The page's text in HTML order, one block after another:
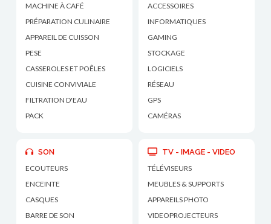
MACHINE À CAFÉ
PRÉPARATION CULINAIRE
APPAREIL DE CUISSON
PESE
CASSEROLES ET POÊLES
CUISINE CONVIVIALE
FILTRATION D'EAU
PACK
ACCESSOIRES
INFORMATIQUES
GAMING
STOCKAGE
LOGICIELS
RÉSEAU
GPS
CAMÉRAS
SON
ECOUTEURS
ENCEINTE
CASQUES
BARRE DE SON
TV - IMAGE - VIDEO
TÉLÉVISEURS
MEUBLES & SUPPORTS
APPAREILS PHOTO
VIDEOPROJECTEURS